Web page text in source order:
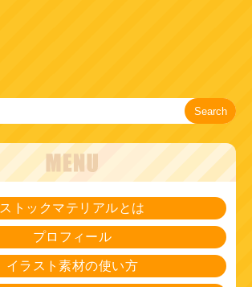
Search
ストックマテリアルとは
プロフィール
イラスト素材の使い方